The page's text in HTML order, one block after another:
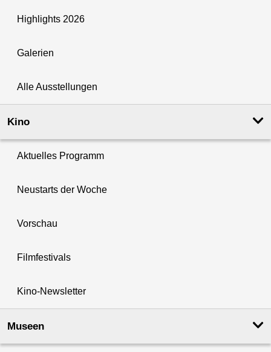
Highlights 2026
Galerien
Alle Ausstellungen
Kino
Aktuelles Programm
Neustarts der Woche
Vorschau
Filmfestivals
Kino-Newsletter
Museen